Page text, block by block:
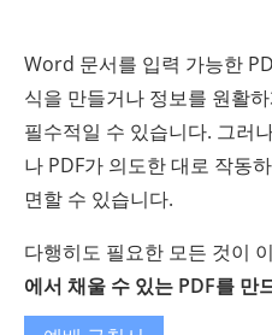
Word 문서를 입력 가능한
식을 만들거나 정보를 원활
필수적일 수 있습니다. 그러
나 PDF가 의도한 대로 작동
면할 수 있습니다.
다행히도 필요한 모든 것이
에서 채울 수 있는 PDF를 만